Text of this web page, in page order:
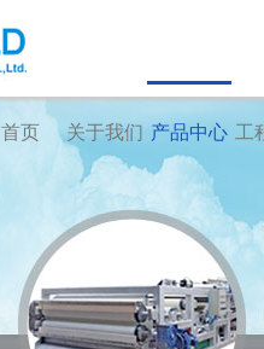
首页 关于我们 产品中心 工